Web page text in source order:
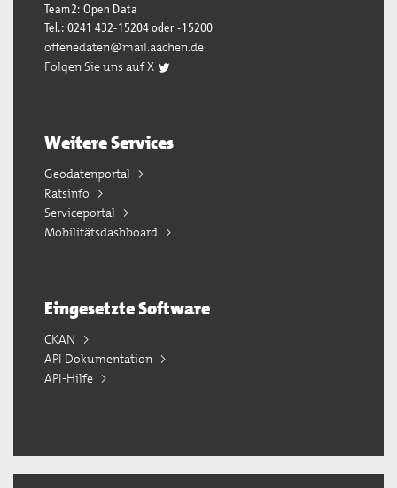
Team2: Open Data
Tel.: 0241 432-15204 oder -15200
offenedaten@mail.aachen.de
Folgen Sie uns auf X
Weitere Services
Geodatenportal
Ratsinfo
Serviceportal
Mobilitätsdashboard
Eingesetzte Software
CKAN
API Dokumentation
API-Hilfe